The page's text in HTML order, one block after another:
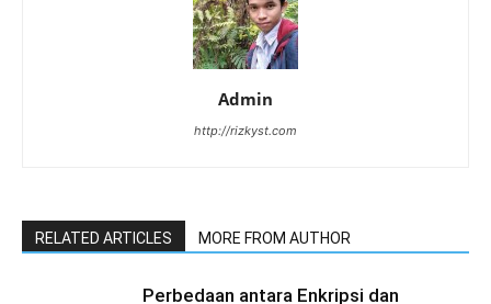
Admin
http://rizkyst.com
RELATED ARTICLES MORE FROM AUTHOR
Perbedaan antara Enkripsi dan